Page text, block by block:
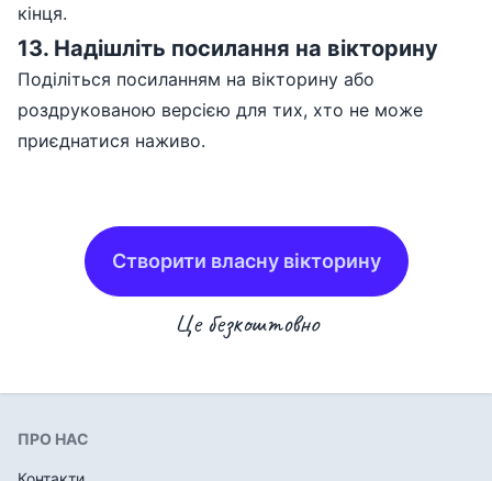
кінця.
13. Надішліть посилання на вікторину
Поділіться посиланням на вікторину або
роздрукованою версією для тих, хто не може
приєднатися наживо.
Створити власну вікторину
Це безкоштовно
ПРО НАС